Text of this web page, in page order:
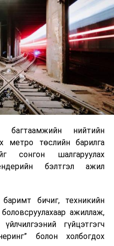
багтаамжийн нийтийн
метро төслийн барилга
сонгон шалгаруулах
бэлтгэл ажил
бичиг, техникийн
ажиллаж,
гүйцэтгэгч
болон холбогдох